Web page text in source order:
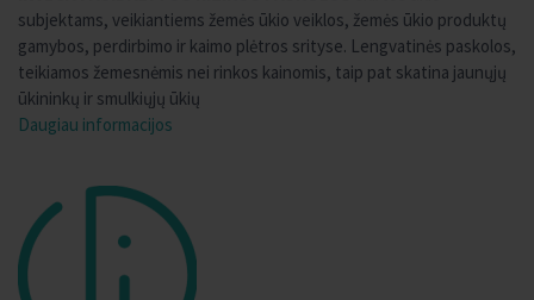
subjektams, veikiantiems žemės ūkio veiklos, žemės ūkio produktų
gamybos, perdirbimo ir kaimo plėtros srityse. Lengvatinės paskolos,
teikiamos žemesnėmis nei rinkos kainomis, taip pat skatina jaunųjų
ūkininkų ir smulkiųjų ūkių
Daugiau informacijos